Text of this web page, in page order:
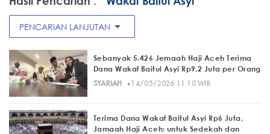
PENCARIAN LANJUTAN arrow_drop_down
Sebanyak 5.426 Jemaah Haji Aceh Terima
Dana Wakaf Baitul Asyi Rp9,2 Juta per Orang
SYARIAH
· 14/05/2026 11:10 WIB
Terima Dana Wakaf Baitul Asyi Rp6 Juta,
Jamaah Haji Aceh: untuk Sedekah dan